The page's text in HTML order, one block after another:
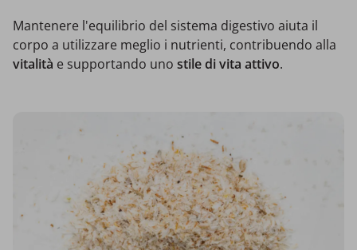
Mantenere l'equilibrio del sistema digestivo aiuta il
corpo a utilizzare meglio i nutrienti, contribuendo alla
vitalità e supportando uno stile di vita attivo.